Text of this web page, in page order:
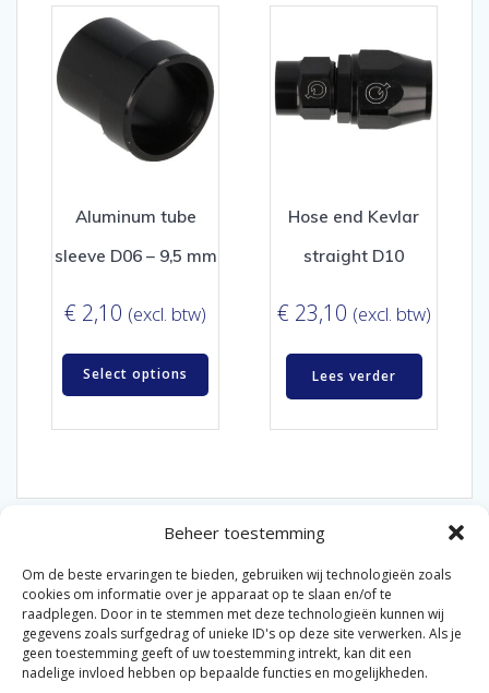
Beheer toestemming
Om de beste ervaringen te bieden, gebruiken wij technologieën zoals
cookies om informatie over je apparaat op te slaan en/of te
raadplegen. Door in te stemmen met deze technologieën kunnen wij
gegevens zoals surfgedrag of unieke ID's op deze site verwerken. Als je
geen toestemming geeft of uw toestemming intrekt, kan dit een
nadelige invloed hebben op bepaalde functies en mogelijkheden.
Aluminum tube
sleeve D06 – 9,5 mm
€ 2,10 (excl. btw)
Select options
Hose end Kevlar
straight D10
€ 23,10 (excl. btw)
Lees verder
© 2026 Van der Bel Las en Radiateurenbedrijf.